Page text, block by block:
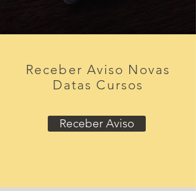
Receber Aviso Novas
Datas Cursos
Receber Aviso